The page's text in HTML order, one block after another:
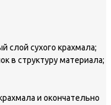
слой сухого крахмала;
в структуру материала;
и окончательно